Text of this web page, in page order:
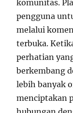
komunitas.
pengguna
melalui
terbuka.
perhatian
berkembang
lebih banyak
menciptakan